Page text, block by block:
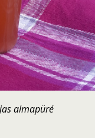
almapüré